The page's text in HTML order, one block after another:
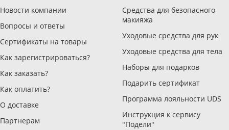
Новости компании
Вопросы и ответы
Сертификаты на товары
Как зарегистрироваться?
Как заказать?
Как оплатить?
О доставке
Партнерам
Средства для безопасного
макияжа
Уходовые средства для рук
Уходовые средства для тела
Наборы для подарков
Подарить сертификат
Программа лояльности UDS
Инструкция к сервису
"Подели"